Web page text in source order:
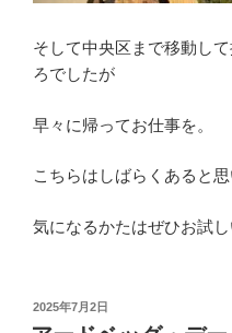
そして中央区まで移動し
ろでしたが
早々に帰ってお仕事を。
こちらはしばらくあると
気になるかたはぜひお試
投
稿
2025年7月2日